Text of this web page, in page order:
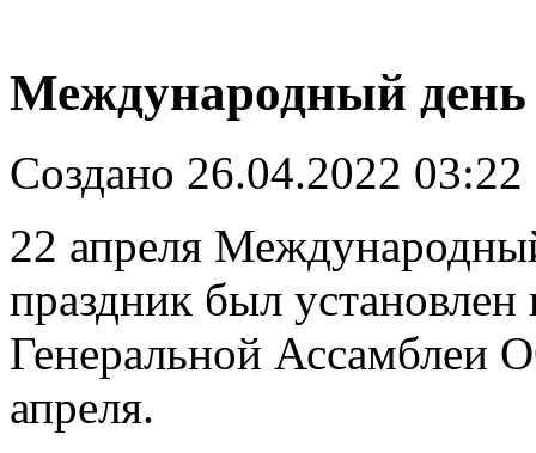
Международный
Создано 26.04.2022 03:22
22 апреля
праздник был
Генеральной Ассамблеи
апреля.